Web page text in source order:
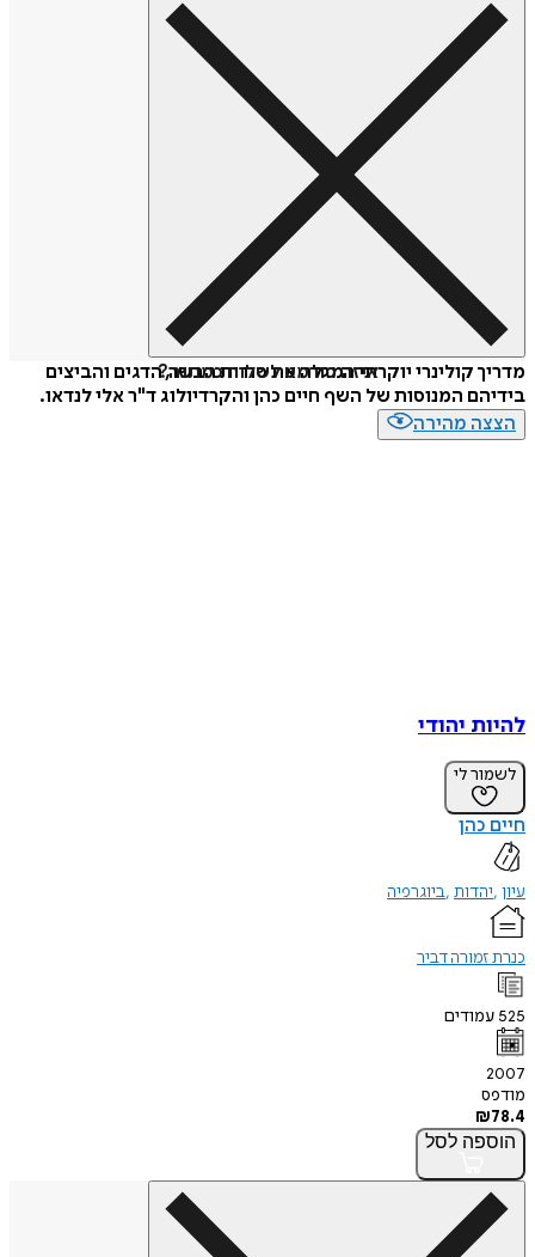
איזה פורמט לשלוח כמתנה?
מדריך קולינרי יוקרתי המגלה את סודות הבשר, הדגים והביצים
בידיהם המנוסות של השף חיים כהן והקרדיולוג ד"ר אלי לנדאו.
הצצה מהירה
להיות יהודי
לשמור לי
חיים כהן
עיון יהדות ביוגרפיה
כנרת זמורה דביר
525 עמודים
2007
מודפס
₪78.4
הוספה לסל